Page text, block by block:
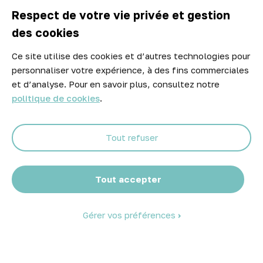
Respect de votre vie privée et gestion
des cookies
Ce site utilise des cookies et d’autres technologies pour
personnaliser votre expérience, à des fins commerciales
et d’analyse. Pour en savoir plus, consultez notre
politique de cookies.
Tout accepter
Tout refuser
Gérer vos préférences
A propos d'Atelier Piscine
Newsletter
Ne manquez aucune opportunité ! Restez informé de nos meilleurs
prix et nouveaux arrivages.
Abonnez-vous
© 2026 Atelier Piscine - Tous droits réservés